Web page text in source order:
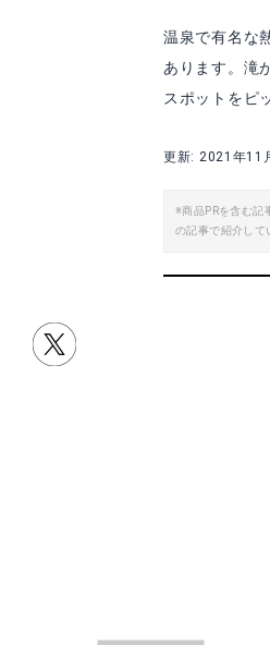
温泉で有名な
あります。滝
スポットをピ
更新: 2021年11
※商品PRを含む記
の記事で紹介して